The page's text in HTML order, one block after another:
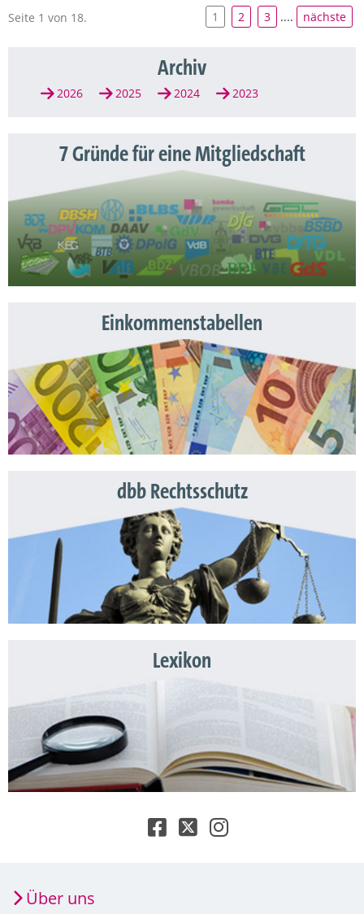
Seite 1 von 18. 1 2 3 .... nächste
Archiv
2026 2025 2024 2023
7 Gründe für eine Mitgliedschaft
Einkommenstabellen
dbb Rechtsschutz
Lexikon
Über uns